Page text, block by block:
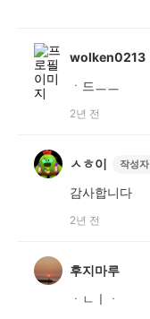
wolken0213
ㆍ드ㅡㅡ
2년 전
ㅅㅎ이 작성자
감사합니다
2년 전
후지마루
ㆍㄴㅣㆍ